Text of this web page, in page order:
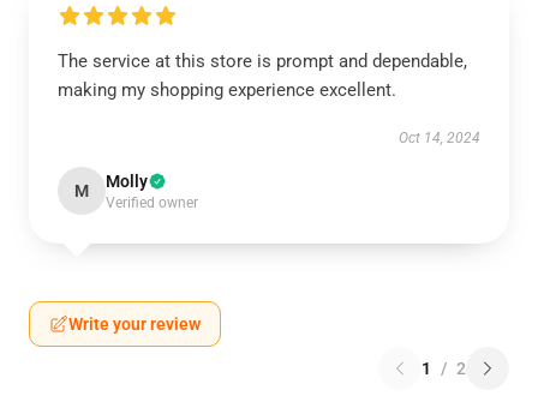
The service at this store is prompt and dependable,
making my shopping experience excellent.
Oct 14, 2024
M Molly
Verified owner
Write your review
1 / 2